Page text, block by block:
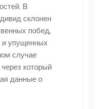
В
склонен
побед,
и упущенных
случае
который
данные о